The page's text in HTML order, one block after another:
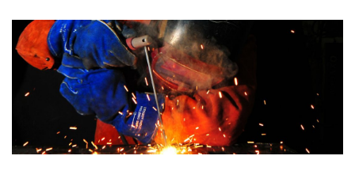
Mijloace de legatură și
absorbitoare de energie
Dispozitive de ancorare și
conectare
Sisteme de oprire a căderii
Căsti și accesorii
Sisteme stationare | Linia vietii